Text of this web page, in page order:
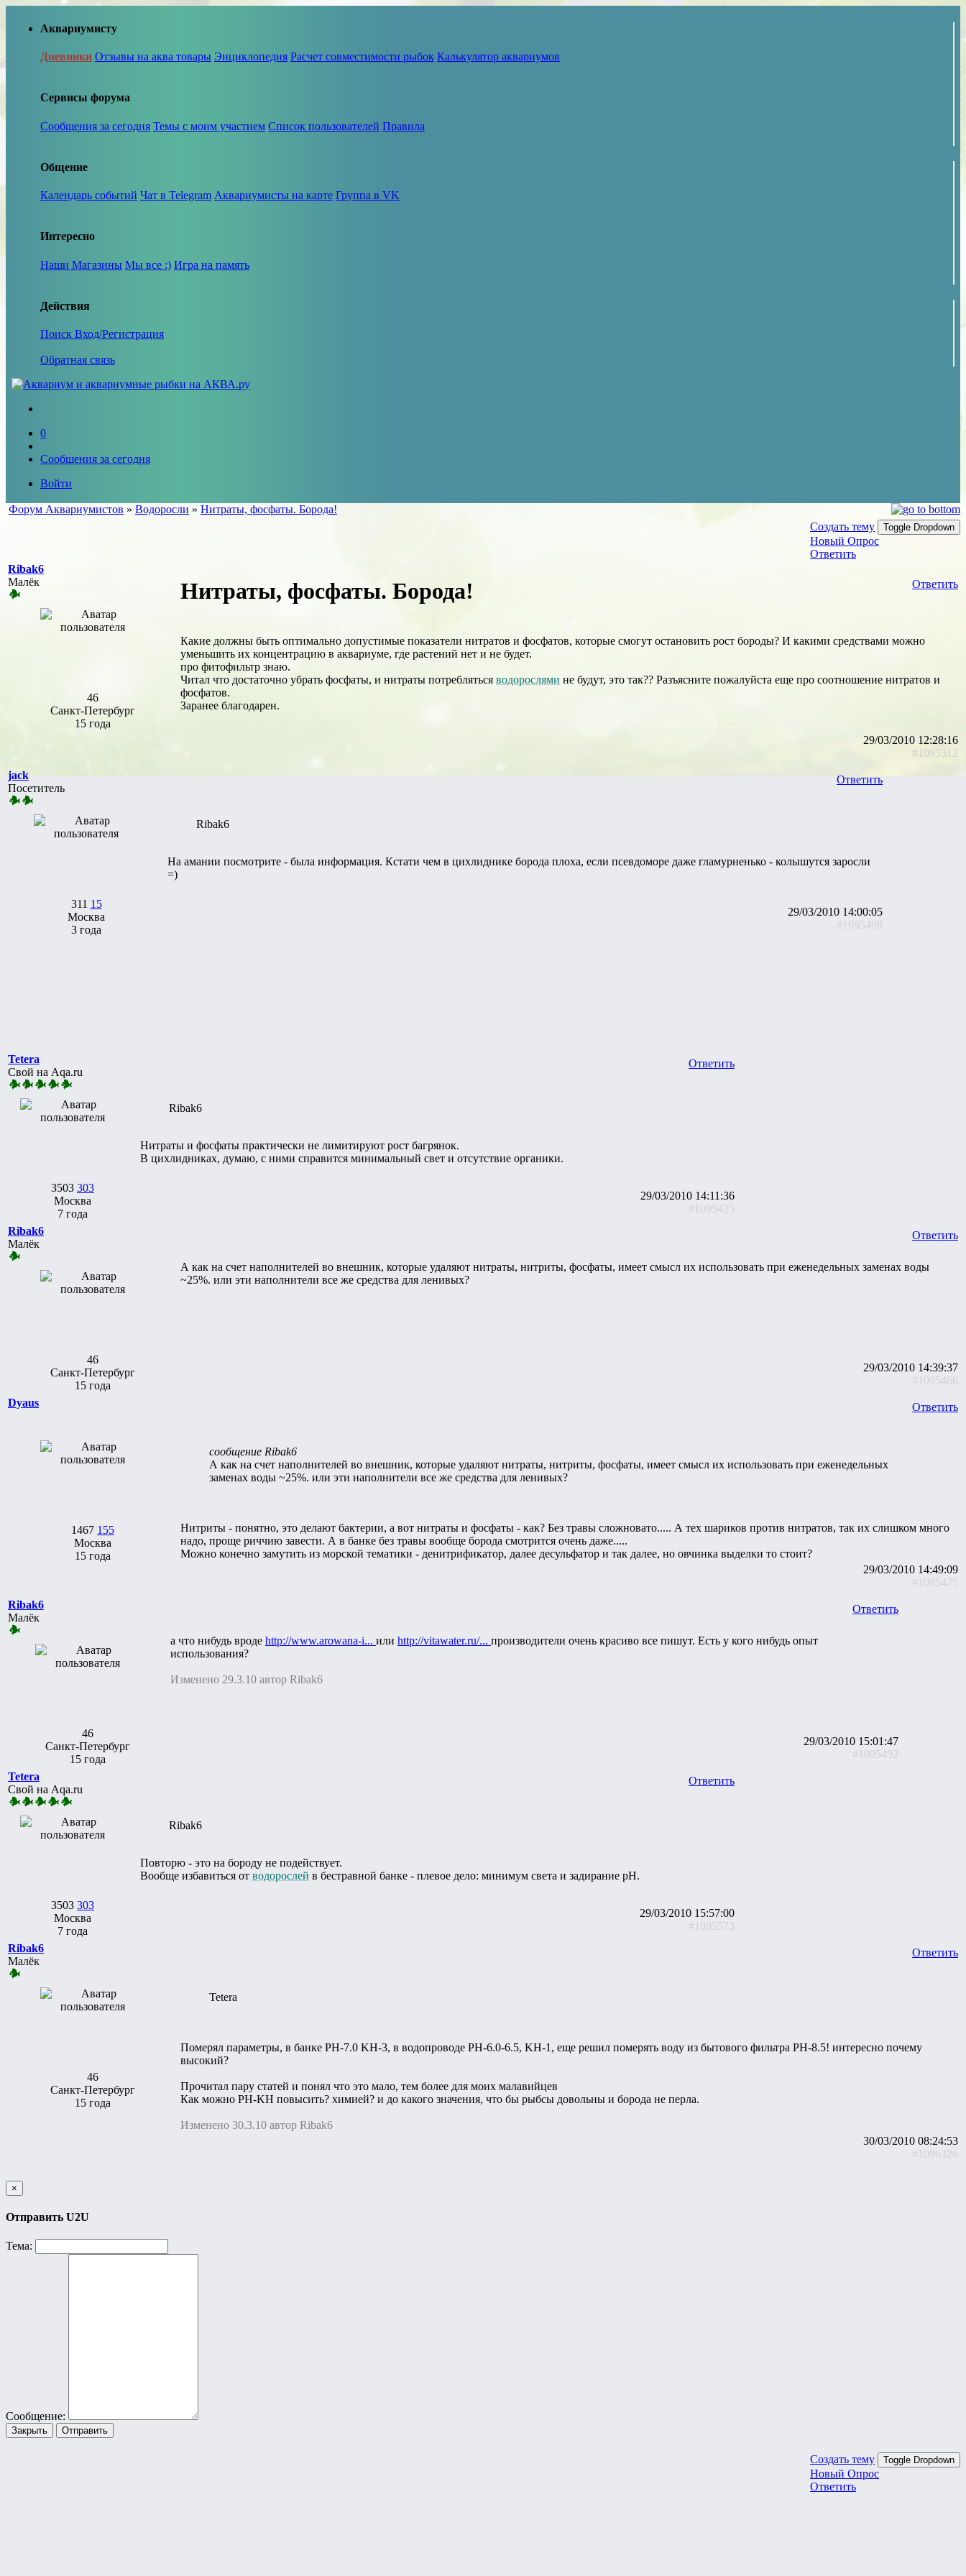
Аквариумисту
Дневники Отзывы на аква товары Энциклопедия Расчет совместимости рыбок Калькулятор аквариумов
Сервисы форума
Сообщения за сегодня Темы с моим участием Список пользователей Правила
Общение
Календарь событий Чат в Telegram Аквариумисты на карте Группа в VK
Интересно
Наши Магазины Мы все :) Игра на память
Действия
Поиск Вход/Регистрация
Обратная связь
0
Сообщения за сегодня
Войти
Форум Аквариумистов » Водоросли » Нитраты, фосфаты. Борода!
Создать тему
Toggle Dropdown
Новый Опрос
Ответить
Ribak6
Малёк
46
Санкт-Петербург
15 года
Ответить
Нитраты, фосфаты. Борода!
Какие должны быть оптимально допустимые показатели нитратов и фосфатов, которые смогут остановить рост бороды? И какими средствами можно
уменьшить их концентрацию в аквариуме, где растений нет и не будет.
про фитофильтр знаю.
Читал что достаточно убрать фосфаты, и нитраты потребляться водорослями не будут, это так?? Разъясните пожалуйста еще про соотношение нитратов и
фосфатов.
Заранее благодарен.
29/03/2010 12:28:16
#1095312
jack
Посетитель
311 15
Москва
3 года
Ответить
Ribak6
На амании посмотрите - была информация. Кстати чем в цихлиднике борода плоха, если псевдоморе даже гламурненько - колышутся заросли
=)
29/03/2010 14:00:05
#1095408
Tetera
Свой на Aqa.ru
3503 303
Москва
7 года
Ответить
Ribak6
Нитраты и фосфаты практически не лимитируют рост багрянок.
В цихлидниках, думаю, с ними справится минимальный свет и отсутствие органики.
29/03/2010 14:11:36
#1095425
Ribak6
Малёк
46
Санкт-Петербург
15 года
Ответить
А как на счет наполнителей во внешник, которые удаляют нитраты, нитриты, фосфаты, имеет смысл их использовать при еженедельных заменах воды
~25%. или эти наполнители все же средства для ленивых?
29/03/2010 14:39:37
#1095466
Dyaus
1467 155
Москва
15 года
Ответить
сообщение Ribak6
А как на счет наполнителей во внешник, которые удаляют нитраты, нитриты, фосфаты, имеет смысл их использовать при еженедельных
заменах воды ~25%. или эти наполнители все же средства для ленивых?
Нитриты - понятно, это делают бактерии, а вот нитраты и фосфаты - как? Без травы сложновато..... А тех шариков против нитратов, так их слишком много
надо, проще риччию завести. А в банке без травы вообще борода смотрится очень даже.....
Можно конечно замутить из морской тематики - денитрификатор, далее десульфатор и так далее, но овчинка выделки то стоит?
29/03/2010 14:49:09
#1095475
Ribak6
Малёк
46
Санкт-Петербург
15 года
Ответить
а что нибудь вроде http://www.arowana-i... или http://vitawater.ru/... производители очень красиво все пишут. Есть у кого нибудь опыт
использования?
Изменено 29.3.10 автор Ribak6
29/03/2010 15:01:47
#1095492
Tetera
Свой на Aqa.ru
3503 303
Москва
7 года
Ответить
Ribak6
Повторю - это на бороду не подействует.
Вообще избавиться от водорослей в бестравной банке - плевое дело: минимум света и задирание рН.
29/03/2010 15:57:00
#1095573
Ribak6
Малёк
46
Санкт-Петербург
15 года
Ответить
Tetera
Померял параметры, в банке PH-7.0 KH-3, в водопроводе PH-6.0-6.5, KH-1, еще решил померять воду из бытового фильтра PH-8.5! интересно почему
высокий?
Прочитал пару статей и понял что это мало, тем более для моих малавийцев
Как можно PH-KH повысить? химией? и до какого значения, что бы рыбсы довольны и борода не перла.
Изменено 30.3.10 автор Ribak6
30/03/2010 08:24:53
#1096326
×
Отправить U2U
Тема:
Сообщение:
Закрыть Отправить
Создать тему Toggle Dropdown
Новый Опрос
Ответить